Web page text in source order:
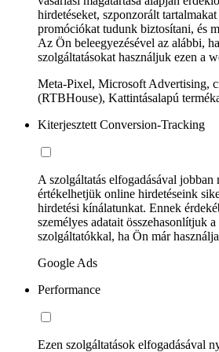
hirdetéseket, szponzorált
promóciókat tudunk biztosítani, és
Az Ön beleegyezésével az alábbi,
szolgáltatásokat használjuk ezen a
Meta-Pixel, Microsoft Advertising,
(RTBHouse), Kattintásalapú
Kiterjesztett Conversion-Tracking
A szolgáltatás elfogadásával jobban
értékelhetjük online hirdetéseink
hirdetési kínálatunkat. Ennek
személyes adatait összehasonlítjuk
szolgáltatókkal, ha Ön már
Google Ads
Performance
Ezen szolgáltatások elfogadásával